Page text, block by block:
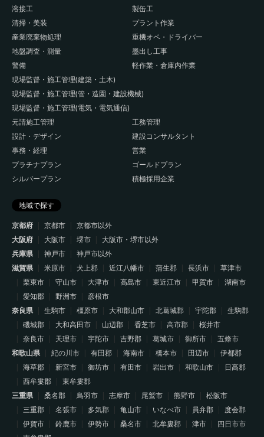
溶接工
製缶工
清掃・美装
プラント作業
産業廃棄物処理
重機オペ・ドライバー
地盤調査・測量
墨出し工事
警備
軽作業・倉庫内作業
現場監督・施工管理(建築・土木)
現場監督・施工管理(管・造園・建設機械)
現場監督・施工管理(電気・電気通信)
元請施工管理
工務管理
設計・デザイン
建設コンサルタント
事務・経理
営業
プラチナプラン
ゴールドプラン
シルバープラン
積極採用企業
地域で探す
京都府
京都市
京都市以外
大阪府
大阪市 堺市
大阪市・堺市以外
兵庫県
神戸市
神戸市以外
滋賀県
米原市 犬上郡 近江八幡市 蒲生郡 長浜市
草津市
栗東市
守山市 大津市 高島市 東近江市 甲賀市
湖南市
愛知郡
野洲市
彦根市
奈良県
生駒市 橿原市 大和郡山市 北葛城郡 宇陀郡
生駒郡
磯城郡
大和高田市 山辺郡 香芝市 高市郡
桜井市
奈良市
天理市 宇陀市 吉野郡 葛城市 御所市
五條市
和歌山県
紀の川市 有田郡 海南市 橋本市 田辺市
伊都郡
海草郡
新宮市 御坊市 有田市 岩出市 和歌山市
日高郡
西牟婁郡
東牟婁郡
三重県
桑名郡 鳥羽市 志摩市 尾鷲市 熊野市
松阪市
三重郡
名張市 多気郡 亀山市 いなべ市 員弁郡
度会郡
伊賀市
鈴鹿市 伊勢市 桑名市 北牟婁郡 津市
四日市市